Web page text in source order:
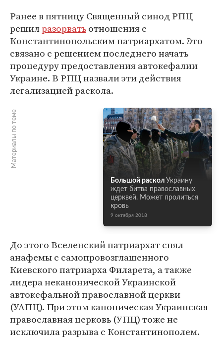
Ранее в пятницу Священный синод РПЦ
решилразорватьотношения с
Константинопольским патриархатом. Это
связано с решением последнего начать
процедуру предоставления автокефалии
Украине. В РПЦ назвали эти действия
легализацией раскола.
Материалы по теме
Большой раскол Украину
ждет битва православных
церквей. Может пролиться
кровь
9 октября 2018
До этого Вселенский патриархат снял
анафемы с самопровозглашенного
Киевского патриарха Филарета, а также
лидера неканонической Украинской
автокефальной православной церкви
(УАПЦ). При этом каноническая Украинская
православная церковь (УПЦ) тоже не
исключила разрыва с Константинополем.